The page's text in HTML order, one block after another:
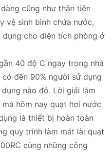
cũng như thận tiên
vệ sinh bình chứa nước,
cho diện tích phòng ở
40 độ C ngay trong nhà
đến 90% người sử dụng
nào đó. Lời giải làm
hôm nay quạt hơi nước
là thiết bị hoàn toàn
quy trình làm mát là: quạt
cùng những công